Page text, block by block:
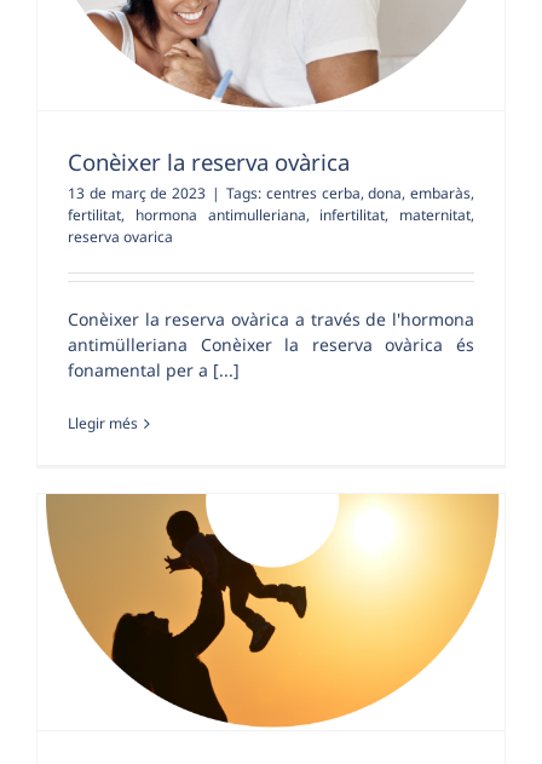
Conèixer la reserva ovàrica
13 de març de 2023 | Tags: centres cerba,dona, embaràs,
fertilitat, hormona antimulleriana, infertilitat, maternitat,
reserva ovarica
Conèixer la reserva ovàrica a través de l'hormona
antimülleriana Conèixer la reserva ovàrica és
fonamental per a [...]
Llegir més